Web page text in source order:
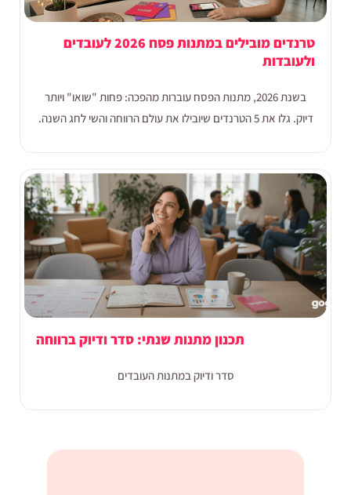
טרנדים מובילים במתנות פסח 2026 לעובדים
ולעובדות
בשנת 2026, מתנות הפסח עוברות מהפכה: פחות "שואו" ויותר
דיוק. גלו את 5 הטרנדים שיובילו את עולם הרווחה והשי לחג השנה.
תכנון מתנות שנתי: סדר ודיוק ברווחה
סדר ודיוק במתנות העובדים